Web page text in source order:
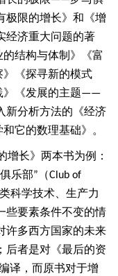
极限的增长》和《增
经济重大问题的著
的结构与体制》《富
《探寻新的模式
《发展的主题——
新分析方法的《经济
它的数理基础》。
增长》两本书为例：
乐部” （Club of
科学技术、生产力
些要素条件不变的情
许多西方国家的未来
后者是对《最后的资
译，而原书对于增